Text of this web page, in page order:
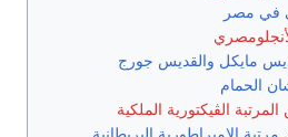
في مصر
مايكل والقديس جورج
الحمام
الڤيكتورية الملكية